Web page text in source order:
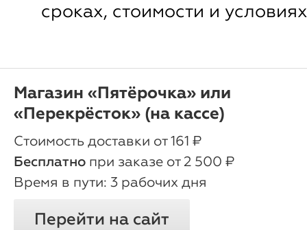
сроках, стоимости и
Магазин «Пятёрочка» или
«Перекрёсток» (на кассе)
oт 161 ₽
Бесплатно при заказе от 2 500 ₽
3 рабочих дня
Перейти на сайт